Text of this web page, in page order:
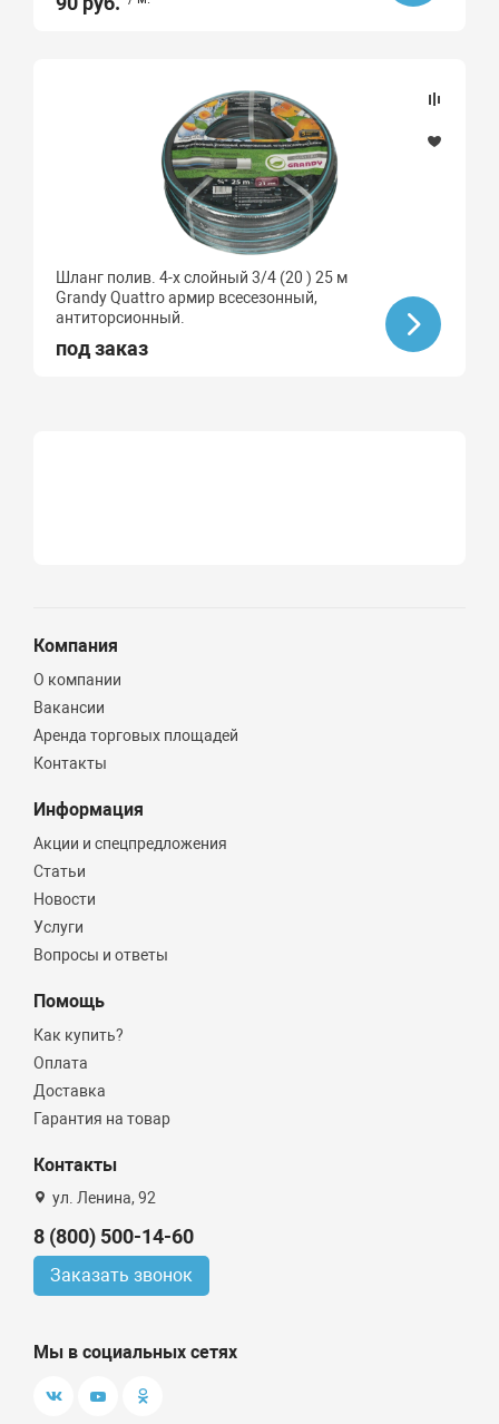
Шланг полив. 4-х слойный 3/4 (20 ) 25 м
Grandy Quattro армир всесезонный,
антиторсионный.
под заказ
Компания
О компании
Вакансии
Аренда торговых площадей
Контакты
Информация
Акции и спецпредложения
Статьи
Новости
Услуги
Вопросы и ответы
Помощь
Как купить?
Оплата
Доставка
Гарантия на товар
Контакты
ул. Ленина, 92
8 (800) 500-14-60
Заказать звонок
Мы в социальных сетях